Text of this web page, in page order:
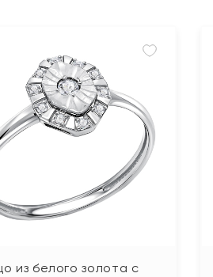
из белого золота с